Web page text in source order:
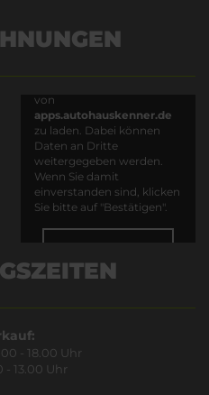
von
apps.autohauskenner.de
zu laden. Dabei können
Daten an Dritte
weitergegeben werden.
Wenn Sie damit
einverstanden sind, klicken
Sie bitte auf "Bestätigen".
- 18.00 Uhr
- 13.00 Uhr